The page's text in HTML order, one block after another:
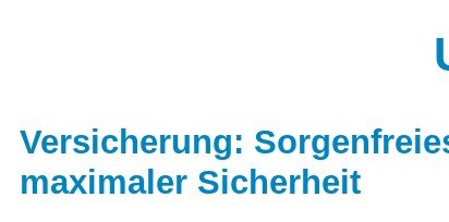
Versicherung:
maximaler Sicherheit